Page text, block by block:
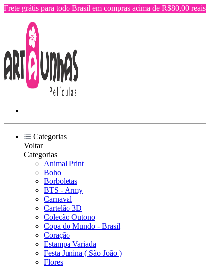
Frete grátis para todo Brasil em compras acima de R$80,00 reais
Categorias
Voltar
Categorias
Animal Print
Boho
Borboletas
BTS - Army
Carnaval
Cartelão 3D
Colecão Outono
Copa do Mundo - Brasil
Coração
Estampa Variada
Festa Junina ( São João )
Flores